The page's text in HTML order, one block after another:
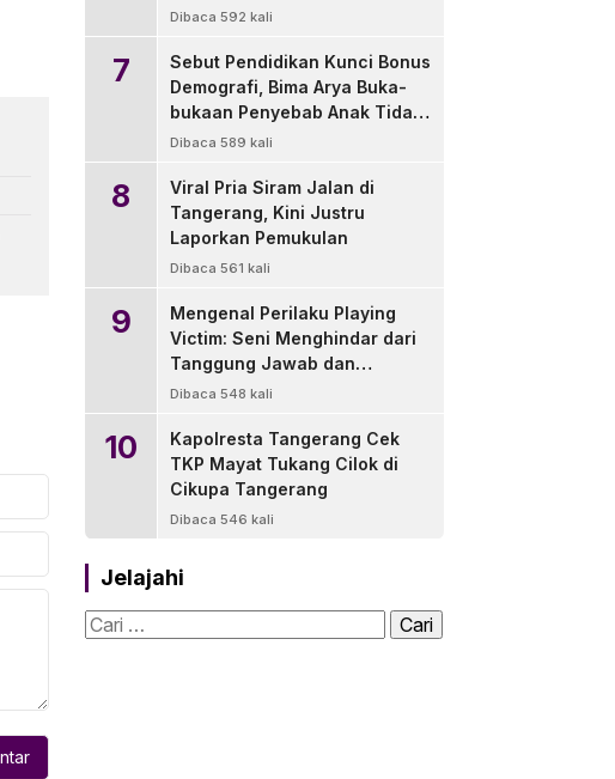
di Luar Wilayah
Dibaca 592 kali
7
Sebut Pendidikan Kunci Bonus
Demografi, Bima Arya Buka-
bukaan Penyebab Anak Tidak
Sekolah
Dibaca 589 kali
8
Viral Pria Siram Jalan di
Tangerang, Kini Justru
Laporkan Pemukulan
Dibaca 561 kali
9
Mengenal Perilaku Playing
Victim: Seni Menghindar dari
Tanggung Jawab dan
Solusinya
Dibaca 548 kali
10
Kapolresta Tangerang Cek
TKP Mayat Tukang Cilok di
Cikupa Tangerang
Dibaca 546 kali
Jelajahi
Cari